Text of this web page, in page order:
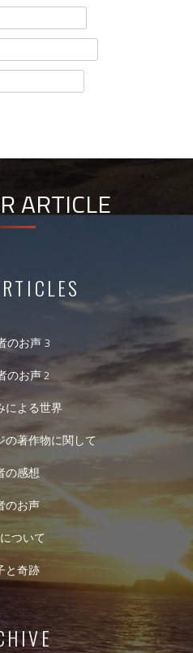
ARTICLE
のお声 3
のお声 2
による世界
の著作物に関して
の感想
のお声
ついて
と奇跡